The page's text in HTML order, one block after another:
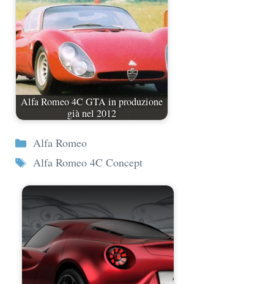
Alfa Romeo 4C GTA in produzione
già nel 2012
Categorie
Alfa Romeo
Tag
Alfa Romeo 4C Concept